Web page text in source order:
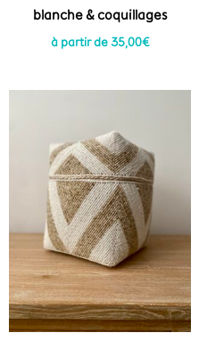
blanche & coquillages
à partir de 35,00€